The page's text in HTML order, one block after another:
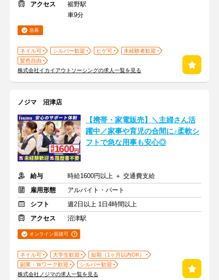
アクセス
裾野駅
車9分
急募
ネイル可 シルバー歓迎 ヒゲ可
未経験者歓迎
髪色自由
株式会社イカイアウトソーシングの求人一覧を見る
ノジマ 沼津店
【携帯・家電販売】＼主婦さん活
躍中／家事や育児の合間に♪柔軟シ
フトで急な用事も安心◎
給与
時給1600円以上 ＋ 交通費支給
雇用形態
アルバイト・パート
シフト
週2日以上 1日4時間以上
アクセス
沼津駅
オンライン面接可
ネイル可 大学生歓迎
短期（1ヶ月以内OK）
副業・Ｗワーク歓迎
シルバー歓迎
株式会社ノジマの求人一覧を見る